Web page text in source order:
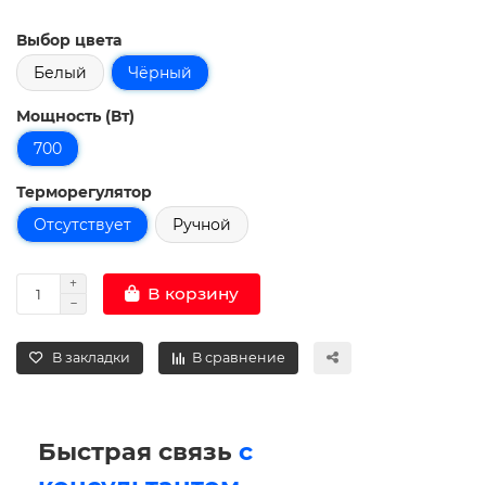
Выбор цвета
Белый
Чёрный
Мощность (Вт)
700
Терморегулятор
Отсутствует
Ручной
В корзину
В закладки В сравнение
Быстрая связь с